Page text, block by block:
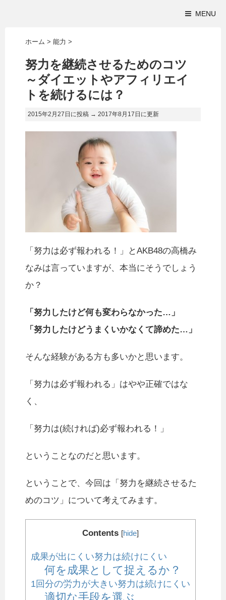
MENU
ホーム > 能力 >
努力を継続させるためのコツ
～ダイエットやアフィリエイ
トを続けるには？
2015年2月27日に投稿 → 2017年8月17日 に更新
「努力は必ず報われる！」とAKB48の高橋み
なみは言っていますが、本当にそうでしょう
か？
「努力したけど何も変わらなかった…」
「努力したけどうまくいかなくて諦めた…」
そんな経験がある方も多いかと思います。
「努力は必ず報われる」はやや正確ではな
く、
「努力は(続ければ)必ず報われる！」
ということなのだと思います。
ということで、今回は「努力を継続させるた
めのコツ」について考えてみます。
Contents [hide]
成果が出にくい努力は続けにくい
何を成果として捉えるか？
1回分の労力が大きい努力は続けにくい
適切な手段を選ぶ